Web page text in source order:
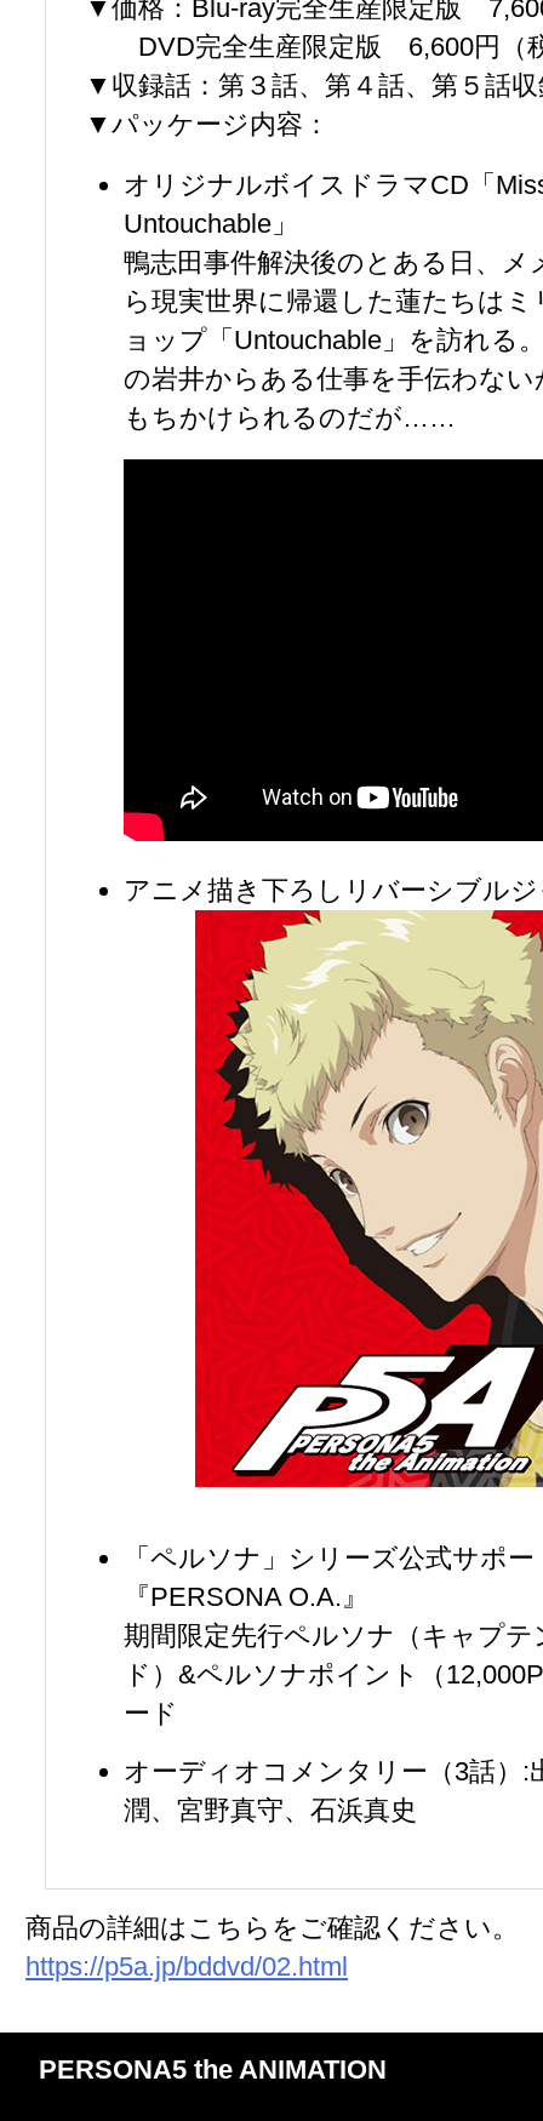
▼価格：Blu-ray完全生産限定版
DVD完全生産限定版 6,600円（
▼収録話：第３話、第４話、第５話
▼パッケージ内容：
オリジナルボイスドラマCD「
Untouchable」
鴨志田事件解決後のとある日、メ
ら現実世界に帰還した蓮たちは
ョップ「Untouchable」を訪れる
の岩井からある仕事を手伝わない
もちかけられるのだが……
アニメ描き下ろしリバーシブル
「ペルソナ」シリーズ公式サポ
『PERSONA O.A.』
期間限定先行ペルソナ（キャプテ
ド）&ペルソナポイント（
ード
オーディオコメンタリー（3話）:
潤、宮野真守、石浜真史
商品の詳細はこちらをご確認ください。
https://p5a.jp/bddvd/02.html
PERSONA5 the ANIMATION